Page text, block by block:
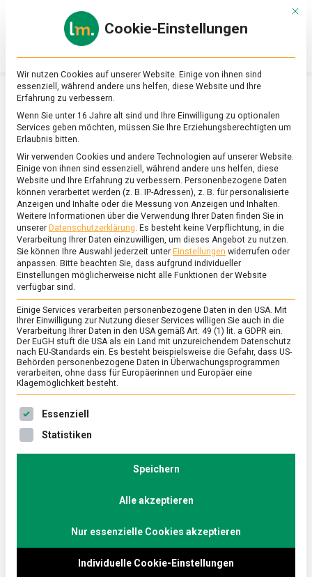
Online-
Magazin
zu
&
Ernährung
SCHLAGWORT:MAILLARD-REAKTION
ERNÄHRUNG & GESUNDHEIT /FEATURED/WISSEN
Achtung – heiß und fettig!
30. April 2021 Johannes
Achtung
Pommes frites – als Fastfood öffentlich geschmäht,
aber doch die heimliche Leidenschaft vieler. Sie sind
als „Pommes Schranke“ auf der „Assiplatte“, aber
nach Tipps und Tricks für die besten DIY-Pommes.
Mit
Cookie-Einstellungen
Wir nutzen Cookies auf unserer Website. Einige von ihnen sind
essenziell, während andere uns helfen, diese Website und Ihre
Erfahrung zu verbessern.
Wenn Sie unter 16 Jahre alt sind und Ihre Einwilligung zu optionalen
Services geben möchten, müssen Sie Ihre Erziehungsberechtigten um
Erlaubnis bitten.
Wir verwenden Cookies und andere Technologien auf unserer Website.
Einige von ihnen sind essenziell, während andere uns helfen, diese
Website und Ihre Erfahrung zu verbessern. Personenbezogene Daten
können verarbeitet werden (z. B. IP-Adressen), z. B. für personalisierte
Anzeigen und Inhalte oder die Messung von Anzeigen und Inhalten.
Weitere Informationen über die Verwendung Ihrer Daten finden Sie in
unserer Datenschutzerklärung. Es besteht keine Verpflichtung, in die
Verarbeitung Ihrer Daten einzuwilligen, um dieses Angebot zu nutzen.
Sie können Ihre Auswahl jederzeit unter Einstellungen widerrufen oder
anpassen. Bitte beachten Sie, dass aufgrund individueller
Einstellungen möglicherweise nicht alle Funktionen der Website
verfügbar sind.
Einige Services verarbeiten personenbezogene Daten in den USA. Mit
Ihrer Einwilligung zur Nutzung dieser Services willigen Sie auch in die
Verarbeitung Ihrer Daten in den USA gemäß Art. 49 (1) lit. a GDPR ein.
Der EuGH stuft die USA als ein Land mit unzureichendem Datenschutz
nach EU-Standards ein. Es besteht beispielsweise die Gefahr, dass US-
Behörden personenbezogene Daten in Überwachungsprogrammen
verarbeiten, ohne dass für Europäerinnen und Europäer eine
Klagemöglichkeit besteht.
Es folgt eine Liste der Service-Gruppen, für die eine
Essenziell
Statistiken
Speichern
Alle akzeptieren
Nur essenzielle Cookies akzeptieren
Individuelle Cookie-Einstellungen